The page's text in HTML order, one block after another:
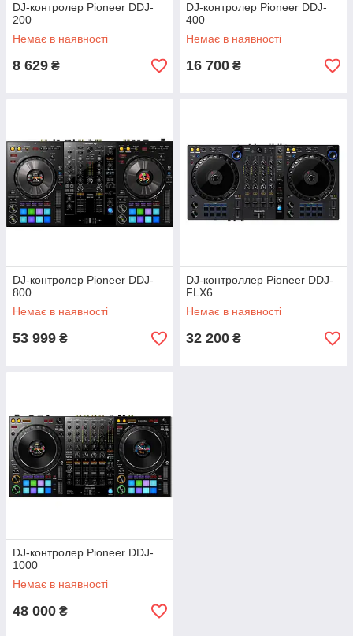
DJ-контролер Pioneer DDJ-
200
Немає в наявності
8 629 ₴
DJ-контролер Pioneer DDJ-
400
Немає в наявності
16 700 ₴
DJ-контролер Pioneer DDJ-
800
Немає в наявності
53 999 ₴
DJ-контроллер Pioneer DDJ-
FLX6
Немає в наявності
32 200 ₴
DJ-контролер Pioneer DDJ-
1000
Немає в наявності
48 000 ₴